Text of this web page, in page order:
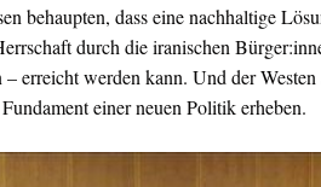
behaupten, dass eine nachhaltige
durch die iranischen
erreicht werden kann. Und der Westen
einer neuen Politik erheben.